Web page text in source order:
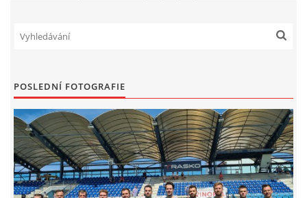
ARCHÍV
DOTACE
POSLEDNÍ FOTOGRAFIE